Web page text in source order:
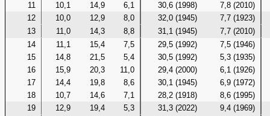
11
10,1 14,9 6,1 30,6 (1998)
7,8 (2010)
12
10,0 12,9 8,0 32,0 (1945)
7,7 (1923)
13
11,0 14,3 8,8 31,1 (1945)
7,7 (2010)
14
11,1 15,4 7,5 29,5 (1992)
7,5 (1946)
15
14,8 21,5 5,4 30,5 (1992)
5,3 (1935)
16
15,9 20,3 11,0 29,4 (2000)
6,1 (1926)
17
14,4 19,8 8,6 30,1 (1945)
6,9 (1972)
18
10,7 14,6 7,1 28,2 (1918)
8,6 (1995)
19
12,9 19,4 5,3 31,3 (2022)
9,4 (1969)